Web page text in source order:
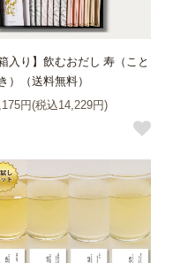
箱入り】飲むおだし 寿（こと
）（送料無料）
円(税込14,229円)